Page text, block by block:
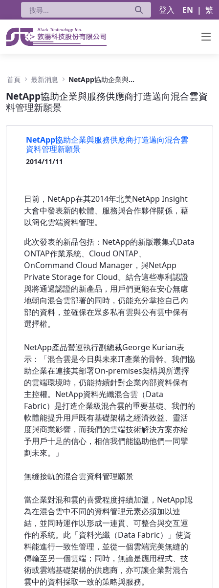
登入 EN | 繁
首頁 最新消息 NetApp協助企業與服務供應商打造邁向混合雲資料管理新願景
NetApp協助企業與服務供應商打造邁向混合雲資
料管理新願景
NetApp協助企業與服務供應商打造邁向混合雲
資料管理新願景
2014/11/11
日前，NetApp在其2014年北美NetApp Insight
大會中發表新的軟體、服務與合作夥伴關係，藉
以簡化雲端資料管理。
此次發表的新品包括：NetApp的新版叢集式Data
ONTAP作業系統、Cloud ONTAP、
OnCommand Cloud Manager，與NetApp
Private Storage for Cloud。結合這些專利認證
與將通過認證的新產品，用戶們更能在安心無慮
地朝向混合雲部署的同時，仍能充分掌控自己內
部的資料，並確保在眾多私有雲與公有雲中保有
選擇權。
NetApp產品營運執行副總裁George Kurian表
示：「混合雲是今日與未來IT產業的骨幹。我們協
助企業在連接其部署On-premises架構與所選擇
的雲端環境時，仍能持續針對企業內部資料保有
主控權。NetApp資料光纖混合雲（Data
Fabric）是打造企業級混合雲的重要基礎。我們的
軟體能提升用戶既有基礎架構之經濟效益、靈活
度與商業影響，而我們的雲端技術解決方案亦給
予用戶十足的信心，相信我們能協助他們一同擘
劃未來。」
無縫接軌的混合雲資料管理願景
當企業對混和雲的喜愛程度持續加溫，NetApp認
為在混合雲中不同的資料管理元素必須加以連
結，並同時運作以形成一連貫、可整合與交互運
作的系統。此「資料光纖（Data Fabric）」使資
料能進行一致性管理，並從一個雲端完美無縫的
傳輸至另一個雲端；同時，無論是應用程式、技
術或雲端基礎架構的供應商，亦可讓企業對混合
雲中的資料採取一致的策略與服務。